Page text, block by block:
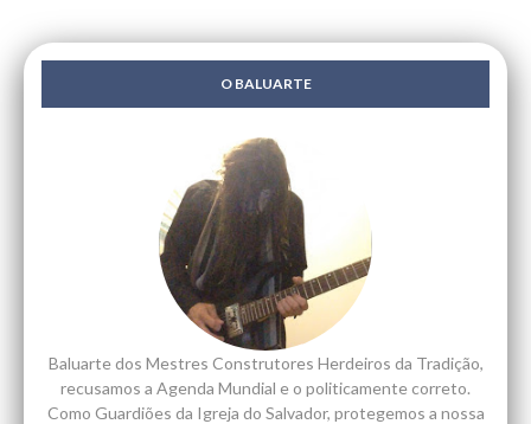
O BALUARTE
Baluarte dos Mestres Construtores Herdeiros da Tradição,
recusamos a Agenda Mundial e o politicamente correto.
Como Guardiões da Igreja do Salvador, protegemos a nossa